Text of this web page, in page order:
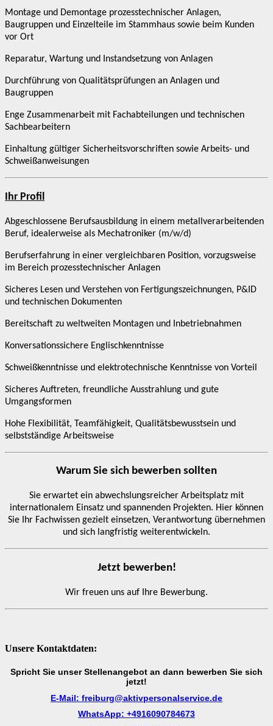
Montage und Demontage prozesstechnischer Anlagen,
Baugruppen und Einzelteile im Stammhaus sowie beim Kunden
vor Ort
Reparatur, Wartung und Instandsetzung von Anlagen
Durchführung von Qualitätsprüfungen an Anlagen und
Baugruppen
Enge Zusammenarbeit mit Fachabteilungen und technischen
Sachbearbeitern
Einhaltung gültiger Sicherheitsvorschriften sowie Arbeits- und
Schweißanweisungen
Ihr Profil
Abgeschlossene Berufsausbildung in einem metallverarbeitenden
Beruf, idealerweise als Mechatroniker (m/w/d)
Berufserfahrung in einer vergleichbaren Position, vorzugsweise
im Bereich prozesstechnischer Anlagen
Sicheres Lesen und Verstehen von Fertigungszeichnungen, P&ID
und technischen Dokumenten
Bereitschaft zu weltweiten Montagen und Inbetriebnahmen
Konversationssichere Englischkenntnisse
Schweißkenntnisse und elektrotechnische Kenntnisse von Vorteil
Sicheres Auftreten, freundliche Ausstrahlung und gute
Umgangsformen
Hohe Flexibilität, Teamfähigkeit, Qualitätsbewusstsein und
selbstständige Arbeitsweise
Warum Sie sich bewerben sollten
Sie erwartet ein abwechslungsreicher Arbeitsplatz mit
internationalem Einsatz und spannenden Projekten. Hier können
Sie Ihr Fachwissen gezielt einsetzen, Verantwortung übernehmen
und sich langfristig weiterentwickeln.
Jetzt bewerben!
Wir freuen uns auf Ihre Bewerbung.
Unsere Kontaktdaten:
Spricht Sie unser Stellenangebot an dann bewerben Sie sich
jetzt!
E-Mail: freiburg@aktivpersonalservice.de
WhatsApp: +4916090784673